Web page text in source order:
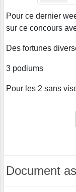
Pour ce dernier
sur ce concours
Des fortunes
3 podiums
Pour les 2 sans
Document